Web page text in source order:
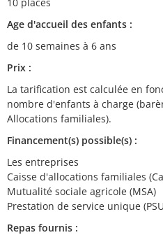
Age d'accueil des enfants :
de 10 semaines à 6 ans
Prix :
La tarification est calculée en
nombre d'enfants à charge
Allocations familiales).
Financement(s) possible(s) :
Les entreprises
Caisse d'allocations familiales
Mutualité sociale agricole (MSA)
Prestation de service unique
Repas fournis :